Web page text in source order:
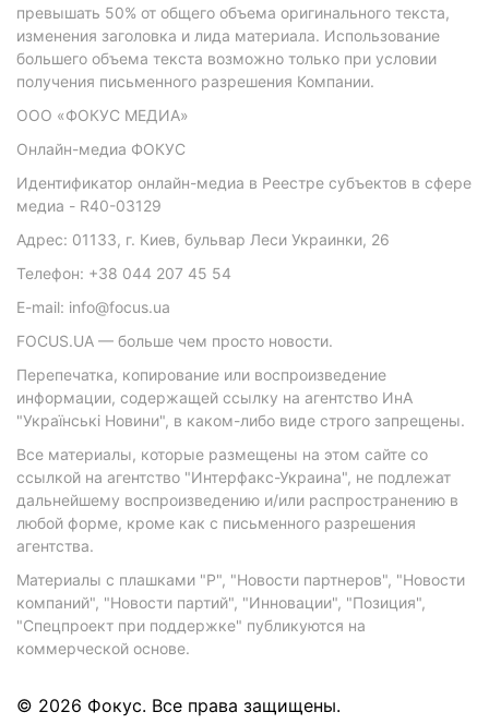
превышать 50% от общего объема оригинального текста,
изменения заголовка и лида материала. Использование
большего объема текста возможно только при условии
получения письменного разрешения Компании.
ООО «ФОКУС МЕДИА»
Онлайн-медиа ФОКУС
Идентификатор онлайн-медиа в Реестре субъектов в сфере
медиа - R40-03129
Адрес: 01133, г. Киев, бульвар Леси Украинки, 26
Телефон: +38 044 207 45 54
E-mail: info@focus.ua
FOCUS.UA — больше чем просто новости.
Перепечатка, копирование или воспроизведение
информации, содержащей ссылку на агентство ИнА
"Українські Новини", в каком-либо виде строго запрещены.
Все материалы, которые размещены на этом сайте со
ссылкой на агентство "Интерфакс-Украина", не подлежат
дальнейшему воспроизведению и/или распространению в
любой форме, кроме как с письменного разрешения
агентства.
Материалы с плашками "Р", "Новости партнеров", "Новости
компаний", "Новости партий", "Инновации", "Позиция",
"Спецпроект при поддержке" публикуются на
коммерческой основе.
© 2026 Фокус. Все права защищены.